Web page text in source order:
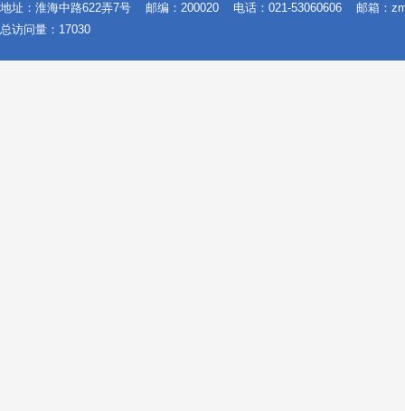
地址：淮海中路622弄7号
邮编：200020 电话：021-53060606
邮箱：
总访问量： 17030